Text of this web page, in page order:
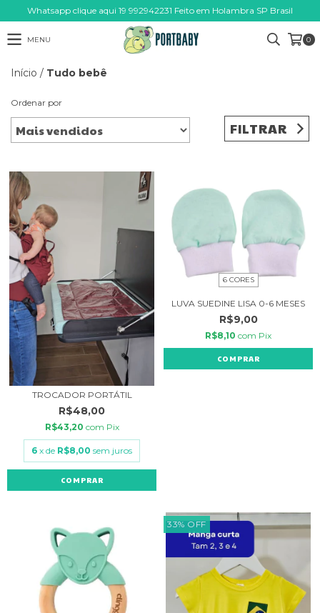
Whatsapp clique aqui 19 992942231 Feito em Holambra SP Brasil
MENU 0
Início / Tudo bebê
Ordenar por
FILTRAR
TROCADOR PORTÁTIL
R$48,00
R$43,20 com Pix
6 x de R$8,00 sem juros
COMPRAR
6 CORES
LUVA SUEDINE LISA 0-6 MESES
R$9,00
R$8,10 com Pix
COMPRAR
33% OFF